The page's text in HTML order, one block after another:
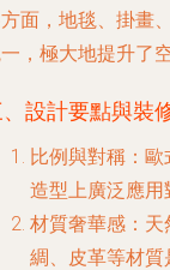
面，地毯、掛畫
，極大地提升了
設計要點與裝
比例與對稱 ：
造型上廣泛應用
材質奢華感 ：
綢、皮革等材質